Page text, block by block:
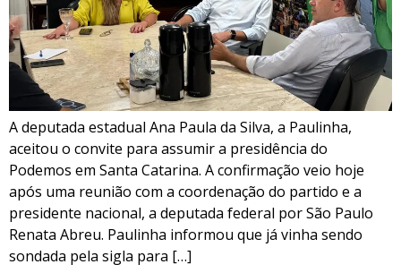
A deputada estadual Ana Paula da Silva, a Paulinha,
aceitou o convite para assumir a presidência do
Podemos em Santa Catarina. A confirmação veio hoje
após uma reunião com a coordenação do partido e a
presidente nacional, a deputada federal por São Paulo
Renata Abreu. Paulinha informou que já vinha sendo
sondada pela sigla para […]